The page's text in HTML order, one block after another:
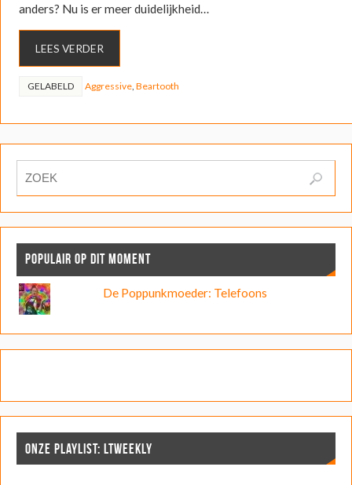
anders? Nu is er meer duidelijkheid…
LEES VERDER
GELABELD Aggressive, Beartooth
POPULAIR OP DIT MOMENT
De Poppunkmoeder: Telefoons
ONZE PLAYLIST: LTWEEKLY